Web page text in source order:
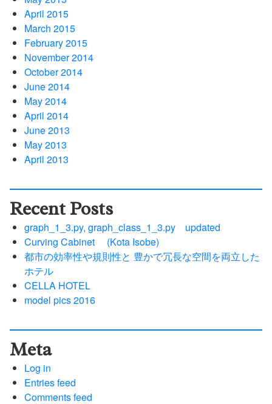
April 2015
March 2015
February 2015
November 2014
October 2014
June 2014
May 2014
April 2014
June 2013
May 2013
April 2013
Recent Posts
graph_1_3.py, graph_class_1_3.py updated
Curving Cabinet (Kota Isobe)
都市の効率性や規則性と 豊かで冗長な空間を両立した
ホテル
CELLA HOTEL
model pics 2016
Meta
Log in
Entries feed
Comments feed